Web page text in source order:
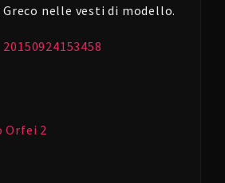
nelle vesti di modello.